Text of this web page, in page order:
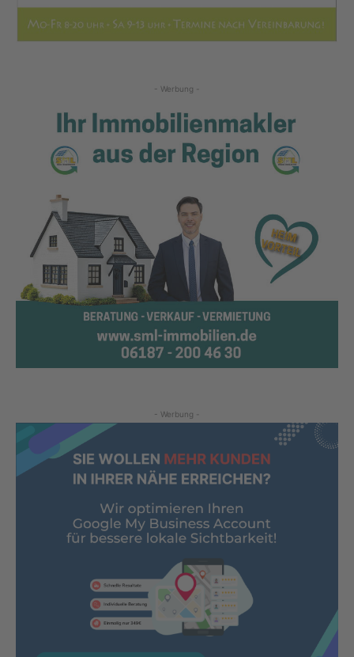
- Werbung -
- Werbung -